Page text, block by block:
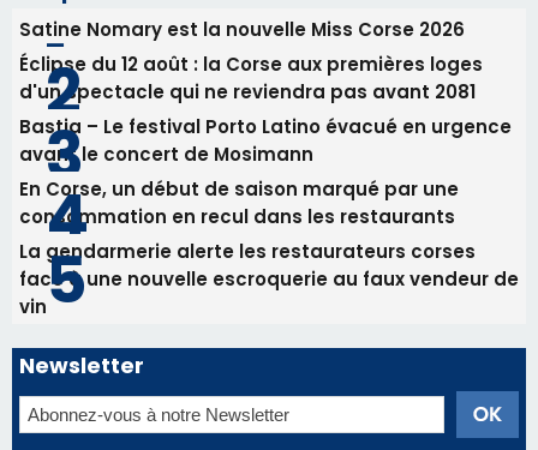
Satine Nomary est la nouvelle Miss Corse 2026
Éclipse du 12 août : la Corse aux premières loges
d'un spectacle qui ne reviendra pas avant 2081
Bastia – Le festival Porto Latino évacué en urgence
avant le concert de Mosimann
En Corse, un début de saison marqué par une
consommation en recul dans les restaurants
La gendarmerie alerte les restaurateurs corses
face à une nouvelle escroquerie au faux vendeur de
vin
Newsletter